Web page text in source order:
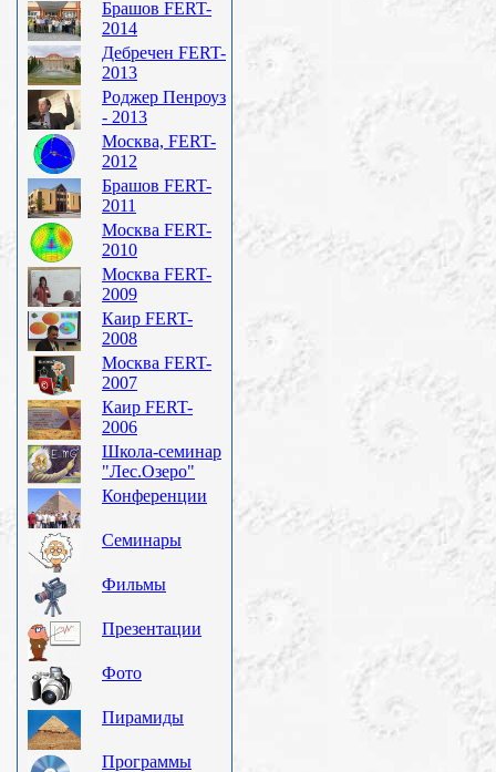
Брашов FERT-
2014
Дебречен FERT-
2013
Роджер Пенроуз
- 2013
Москва, FERT-
2012
Брашов FERT-
2011
Москва FERT-
2010
Москва FERT-
2009
Каир FERT-
2008
Москва FERT-
2007
Каир FERT-
2006
Школа-семинар
"Лес.Озеро"
Конференции
Семинары
Фильмы
Презентации
Фото
Пирамиды
Программы